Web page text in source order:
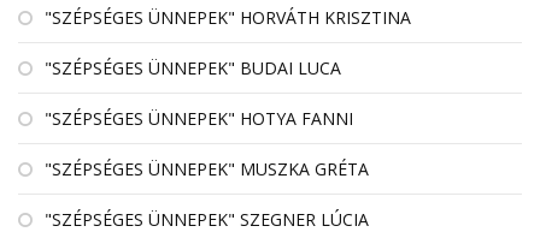
"SZÉPSÉGES ÜNNEPEK" HORVÁTH KRISZTINA
"SZÉPSÉGES ÜNNEPEK" BUDAI LUCA
"SZÉPSÉGES ÜNNEPEK" HOTYA FANNI
"SZÉPSÉGES ÜNNEPEK" MUSZKA GRÉTA
"SZÉPSÉGES ÜNNEPEK" SZEGNER LÚCIA